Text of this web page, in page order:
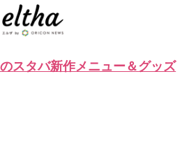
スタバ新作メニュー＆グッズ